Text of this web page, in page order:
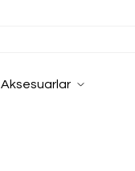
Aksesuarlar